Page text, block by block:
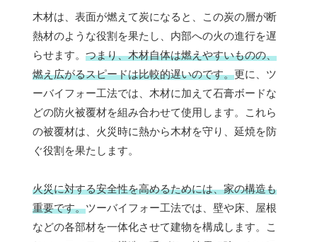
木材は、表面が燃えて炭になると、この炭の層が断
熱材のような役割を果たし、内部への火の進行を遅
らせます。 つまり、木材自体は燃えやすいものの、
燃え広がるスピードは比較的遅いのです。更に、ツ
ーバイフォー工法では、木材に加えて石膏ボードな
どの防火被覆材を組み合わせて使用します。これら
の被覆材は、火災時に熱から木材を守り、延焼を防
ぐ役割を果たします。
火災に対する安全性を高めるためには、家の構造も
重要です。ツーバイフォー工法では、壁や床、屋根
などの各部材を一体化させて建物を構成します。こ